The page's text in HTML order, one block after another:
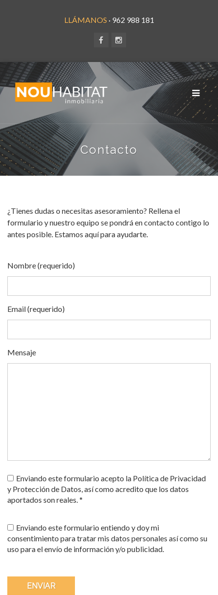
LLÁMANOS · 962 988 181
Toggle
Contacto
¿Tienes dudas o necesitas asesoramiento? Rellena el
formulario y nuestro equipo se pondrá en contacto contigo lo
antes posible. Estamos aquí para ayudarte.
Nombre (requerido)
Email (requerido)
Mensaje
Enviando este formulario acepto la Política de Privacidad
y Protección de Datos, así como acredito que los datos
aportados son reales. *
Enviando este formulario entiendo y doy mi
consentimiento para tratar mis datos personales así como su
uso para el envío de información y/o publicidad.